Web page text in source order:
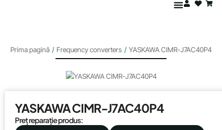
Prima pagină / Frequency converters / YASKAWA CIMR-J7AC40P4
YASKAWA CIMR-J7AC40P4
Preț reparație produs: